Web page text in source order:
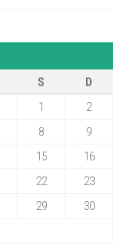
S
D
1
2
8
9
15
16
22
23
29
30